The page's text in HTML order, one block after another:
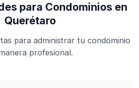
para Condominios en
Querétaro
para administrar tu condominio
profesional.